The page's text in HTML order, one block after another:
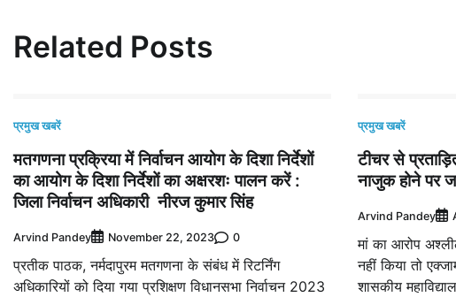
Related Posts
प्रमुख खबरें
मतगणना प्रक्रिया में निर्वाचन आयोग के दिशा निर्देशों
का आयोग के दिशा निर्देशों का अक्षरशः पालन करें :
जिला निर्वाचन अधिकारी नीरज कुमार सिंह
Arvind Pandey November 22, 2023 0
प्रतीक पाठक, नर्मदापुरम मतगणना के संबंध में रिटर्निंग
अधिकारियों को दिया गया प्रशिक्षण विधानसभा निर्वाचन 2023
प्रमुख खबरें
टीचर से
नाजुक होने पर
Arvind Pandey
मां का आरोप
नहीं किया तो
शासकीय